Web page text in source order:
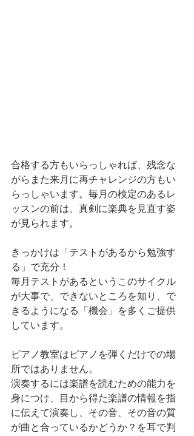
合格する方もいらっしゃれば、残念な
がらまた来月に再チャレンジの方もい
らっしゃいます。毎月の検定のあるレ
ッスンの前は、真剣に楽典を見直す姿
が見られます。
きっかけは「テストがあるから勉強す
る」で充分！
毎月テストがあるというこのサイクル
が大事で、できないところを知り、で
きるようになる「機会」を多くご提供
しています。
ピアノ教室はピアノを弾くだけでの場
所ではありません。
演奏するには楽譜を読むための能力を
身につけ、目から得た楽譜の情報を指
に伝えて演奏し、その音、その音の質
が曲と合っているかどうか？を耳で判